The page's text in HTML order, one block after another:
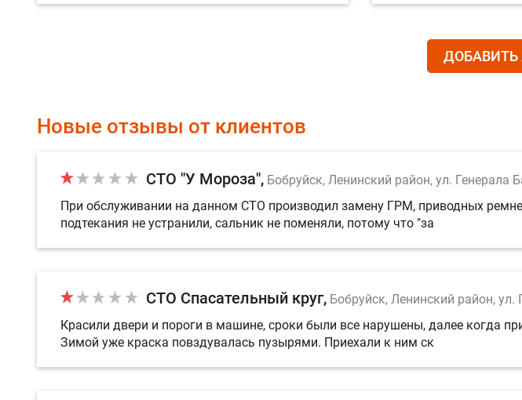
ДОБАВИТЬ
Новые отзывы от клиентов
СТО "У Мороза" Бобруйск, Ленинский район, ул. Генерала
При обслуживании на данном СТО производил замену ГРМ, приводных
подтекания не устранили, сальник не поменяли, потому что "за
СТО Спасательный круг Бобруйск, Ленинский район, ул.
Красили двери и пороги в машине, сроки были все нарушены, далее когда
Зимой уже краска повздувалась пузырями. Приехали к ним ск